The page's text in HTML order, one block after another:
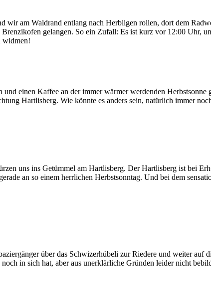
wir am Waldrand entlang nach Herbligen rollen, dort dem
gelangen. So ein Zufall: Es ist kurz vor 12:00 Uhr,
widmen!
einen Kaffee an der immer wärmer werdenden
Hartlisberg. Wie könnte es anders sein, natürlich immer
uns ins Getümmel am Hartlisberg. Der Hartlisberg ist bei
an so einem herrlichen Herbstsonntag. Und bei dem
über das Schwizerhübeli zur Riedere und weiter
in sich hat, aber aus unerklärliche Gründen leider nicht